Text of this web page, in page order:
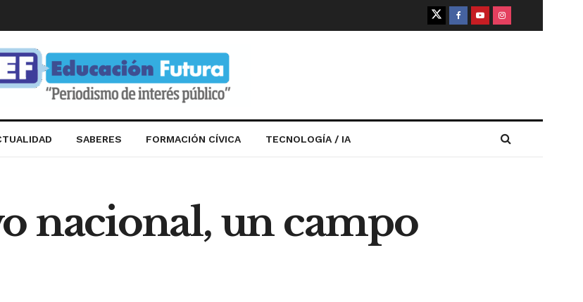
SABERES FORMACIÓN CÍVICA TECNOLOGÍA / IA
nacional, un campo